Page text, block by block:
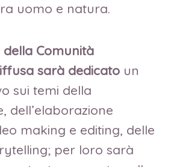
uomo e natura.
Comunità
sarà dedicato un
sui temi della
dell’elaborazione
making e editing, delle
per loro sarà